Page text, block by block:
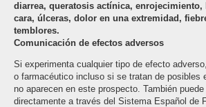
diarrea, queratosis actínica, enrojecimiento,
cara, úlceras, dolor en una extremidad,
temblores.
Comunicación de efectos adversos
Si experimenta cualquier tipo de efecto
o farmacéutico incluso si se tratan de posibles
no aparecen en este prospecto. También
directamente a través del Sistema Español de